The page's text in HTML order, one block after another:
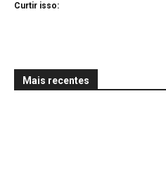
Curtir isso:
Mais recentes